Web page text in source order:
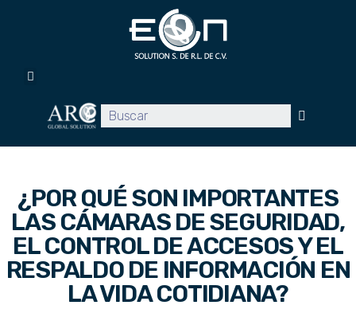
¿POR QUÉ SON IMPORTANTES
LAS CÁMARAS DE SEGURIDAD,
EL CONTROL DE ACCESOS Y EL
RESPALDO DE INFORMACIÓN EN
LA VIDA COTIDIANA?